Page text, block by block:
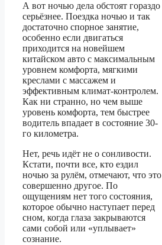
А вот ночью дела обстоят гораздо
серьёзнее. Поездка ночью и так
достаточно спорное занятие,
особенно если двигаться
приходится на новейшем
китайском авто с максимальным
уровнем комфорта, мягкими
креслами с массажем и
эффективным климат-контролем.
Как ни странно, но чем выше
уровень комфорта, тем быстрее
водитель впадает в состояние 30-
го километра.
Нет, речь идёт не о сонливости.
Кстати, почти все, кто ездил
ночью за рулём, отмечают, что это
совершенно другое. По
ощущениям нет того состояния,
которое обычно наступает перед
сном, когда глаза закрываются
сами собой или «уплывает»
сознание.